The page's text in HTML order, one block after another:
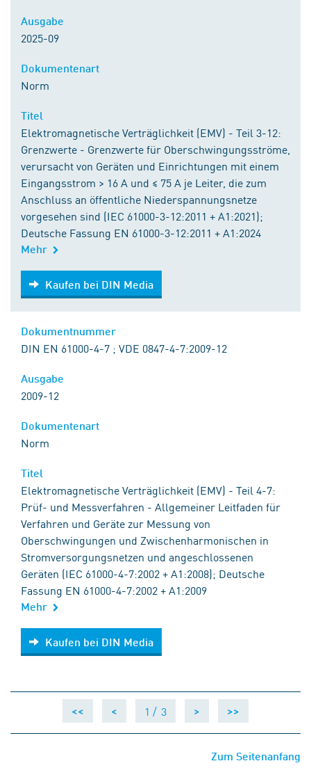
2025-09
Norm
Elektromagnetische Verträglichkeit (EMV) - Teil 3-12:
Grenzwerte - Grenzwerte für Oberschwingungsströme,
verursacht von Geräten und Einrichtungen mit einem
Eingangsstrom > 16 A und ≤ 75 A je Leiter, die zum
Anschluss an öffentliche Niederspannungsnetze
vorgesehen sind (IEC 61000-3-12:2011 + A1:2021);
Deutsche Fassung EN 61000-3-12:2011 + A1:2024
Mehr
Kaufen bei DIN Media
Kaufen bei DIN Media
DIN EN 61000-4-7 ; VDE 0847-4-7:2009-12
2009-12
Norm
Elektromagnetische Verträglichkeit (EMV) - Teil 4-7:
Prüf- und Messverfahren - Allgemeiner Leitfaden für
Verfahren und Geräte zur Messung von
Oberschwingungen und Zwischenharmonischen in
Stromversorgungsnetzen und angeschlossenen
Geräten (IEC 61000-4-7:2002 + A1:2008); Deutsche
Fassung EN 61000-4-7:2002 + A1:2009
Mehr
Kaufen bei DIN Media
Kaufen bei DIN Media
<< < 1 / 3 > >>
Zum Seitenanfang